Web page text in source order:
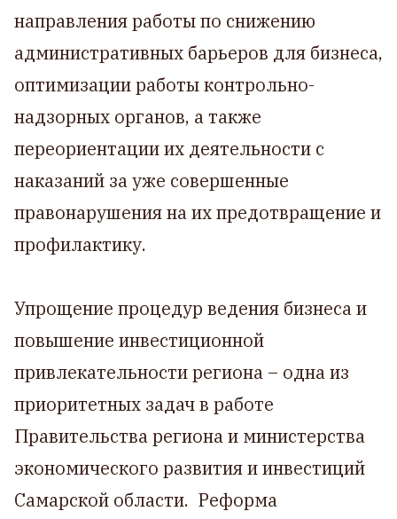
направления работы по снижению
административных барьеров для бизнеса,
оптимизации работы контрольно-
надзорных органов, а также
переориентации их деятельности с
наказаний за уже совершенные
правонарушения на их предотвращение и
профилактику.
Упрощение процедур ведения бизнеса и
повышение инвестиционной
привлекательности региона – одна из
приоритетных задач в работе
Правительства региона и министерства
экономического развития и инвестиций
Самарской области. Реформа